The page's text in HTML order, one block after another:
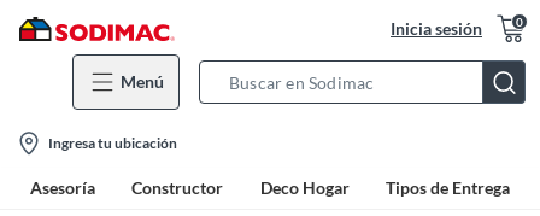
Inicia sesión 0
Menú
Bar
location-
icon
Ingresa tu ubicación
Asesoría Constructor Deco Hogar Tipos de Entrega